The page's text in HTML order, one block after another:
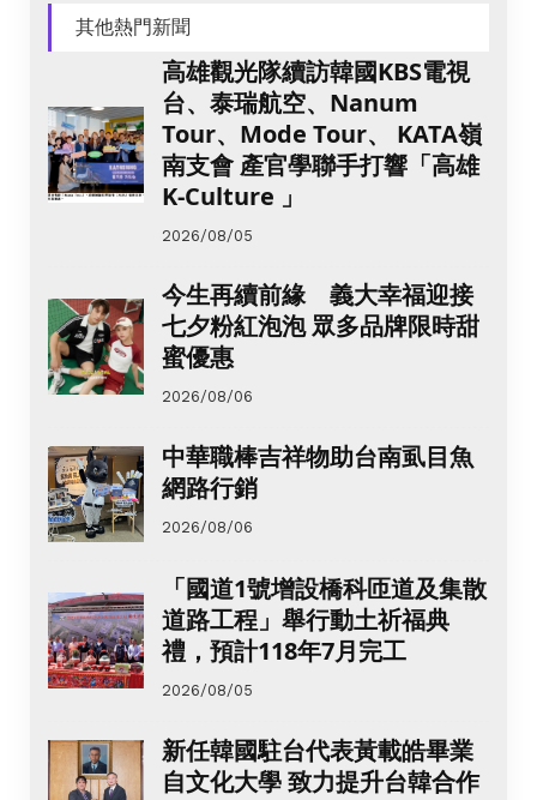
其他熱門新聞
高雄觀光隊續訪韓國KBS電視
台、泰瑞航空、Nanum
Tour、Mode Tour、 KATA嶺
南支會 產官學聯手打響「高雄
K-Culture 」
2026/08/05
今生再續前緣 義大幸福迎接
七夕粉紅泡泡 眾多品牌限時甜
蜜優惠
2026/08/06
中華職棒吉祥物助台南虱目魚
網路行銷
2026/08/06
「國道1號增設橋科匝道及集散
道路工程」舉行動土祈福典
禮，預計118年7月完工
2026/08/05
新任韓國駐台代表黃載皓畢業
自文化大學 致力提升台韓合作